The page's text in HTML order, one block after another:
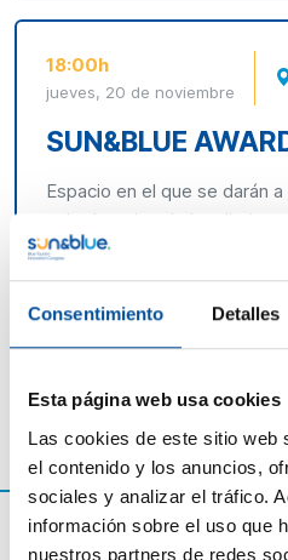
Consentimiento Detalles
Esta página web usa cookies
Las cookies de este sitio web
el contenido y los anuncios,
sociales y analizar el tráfico.
información sobre el uso que
nuestros partners de redes
18:00h
jueves, 20 de noviembre
SUN&BLUE
Espacio en el que se darán
galardonados de las
acoge esta edición del
2025,Blue Challengey